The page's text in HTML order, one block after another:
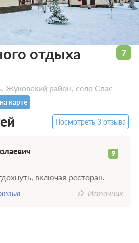
отдыха
Жуковский район, село Спас-
карте
7
Посмотреть 3 отзыва
9
включая ресторан.
Источник